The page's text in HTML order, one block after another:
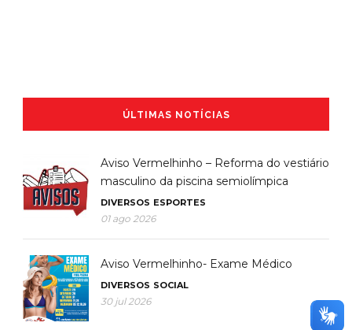
ÚLTIMAS NOTÍCIAS
Aviso Vermelhinho – Reforma do vestiário
masculino da piscina semiolímpica
DIVERSOS ESPORTES
01 ago 2026
Aviso Vermelhinho- Exame Médico
DIVERSOS SOCIAL
30 jul 2026